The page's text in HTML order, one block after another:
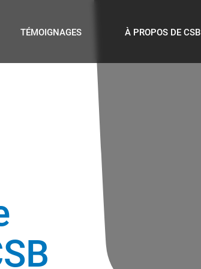
TÉMOIGNAGES À PROPOS DE CSB